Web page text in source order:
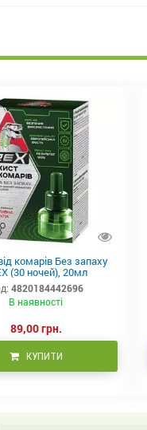
комарів Без запаху
(30 ночей), 20мл
4820184442696
В наявності
89,00 грн.
КУПИТИ